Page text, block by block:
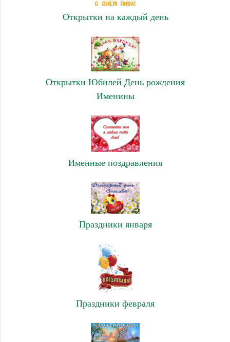
Открытки на каждый день
Открытки Юбилей День рождения
Именины
Именные поздравления
Праздники января
Праздники февраля